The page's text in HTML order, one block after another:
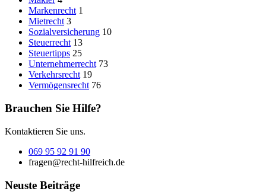
Markenrecht 1
Mietrecht 3
Sozialversicherung 10
Steuerrecht 13
Steuertipps 25
Unternehmerrecht 73
Verkehrsrecht 19
Vermögensrecht 76
Brauchen Sie Hilfe?
Kontaktieren Sie uns.
069 95 92 91 90
fragen@recht-hilfreich.de
Neuste Beiträge